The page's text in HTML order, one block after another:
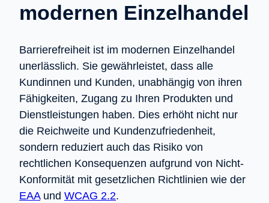
modernen Einzelhandel
Barrierefreiheit ist im modernen Einzelhandel
unerlässlich. Sie gewährleistet, dass alle
Kundinnen und Kunden, unabhängig von ihren
Fähigkeiten, Zugang zu Ihren Produkten und
Dienstleistungen haben. Dies erhöht nicht nur
die Reichweite und Kundenzufriedenheit,
sondern reduziert auch das Risiko von
rechtlichen Konsequenzen aufgrund von Nicht-
Konformität mit gesetzlichen Richtlinien wie der
EAAund WCAG 2.2.